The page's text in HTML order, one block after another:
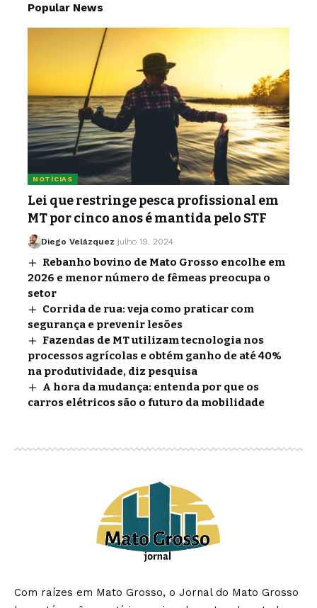
Popular News
NOTÍCIAS
Lei que restringe pesca profissional em
MT por cinco anos é mantida pelo STF
Diego Velázquez julho 19, 2024
Rebanho bovino de Mato Grosso encolhe em
2026 e menor número de fêmeas preocupa o
setor
Corrida de rua: veja como praticar com
segurança e prevenir lesões
Fazendas de MT utilizam tecnologia nos
processos agrícolas e obtém ganho de até 40%
na produtividade, diz pesquisa
A hora da mudança: entenda por que os
carros elétricos são o futuro da mobilidade
Com raízes em Mato Grosso, o Jornal do Mato Grosso